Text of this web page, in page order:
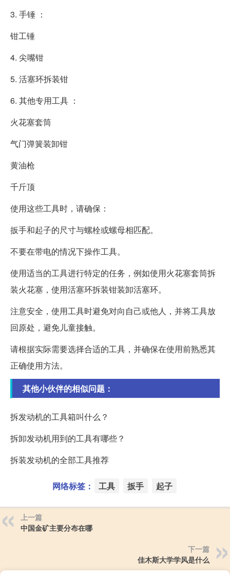
3. 手锤 ：
钳工锤
4. 尖嘴钳
5. 活塞环拆装钳
6. 其他专用工具 ：
火花塞套筒
气门弹簧装卸钳
黄油枪
千斤顶
使用这些工具时，请确保：
扳手和起子的尺寸与螺栓或螺母相匹配。
不要在带电的情况下操作工具。
使用适当的工具进行特定的任务，例如使用火花塞套筒拆
装火花塞，使用活塞环拆装钳装卸活塞环。
注意安全，使用工具时避免对向自己或他人，并将工具放
回原处，避免儿童接触。
请根据实际需要选择合适的工具，并确保在使用前熟悉其
正确使用方法。
其他小伙伴的相似问题：
拆发动机的工具箱叫什么？
拆卸发动机用到的工具有哪些？
拆装发动机的全部工具推荐
网络标签： 工具 扳手 起子
上一篇
中国金矿主要分布在哪
下一篇
佳木斯大学学风是什么